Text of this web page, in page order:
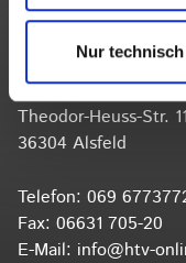
Nur
Hessischer
Turn-, Leistungs-
Theodor-Heuss-Str. 11
36304 Alsfeld
Telefon: 069
Fax: 06631 705-20
E-Mail: info@htv-